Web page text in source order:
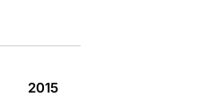
2015